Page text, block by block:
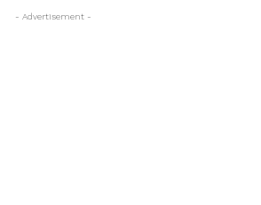
- Advertisement -